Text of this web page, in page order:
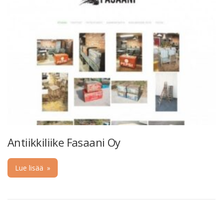
Antiikkiliike Fasaani Oy
Lue lisää »